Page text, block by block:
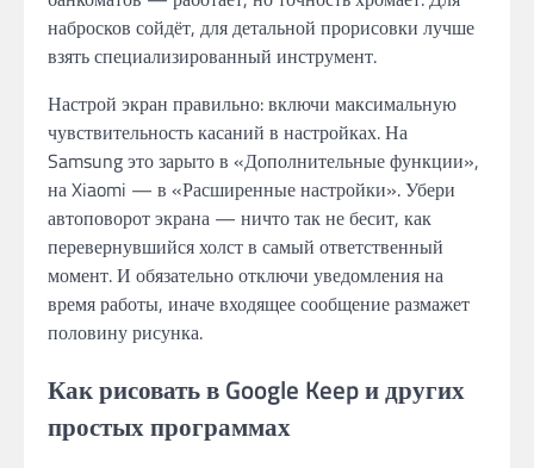
набросков сойдёт, для детальной прорисовки лучше
взять специализированный инструмент.
Настрой экран правильно: включи максимальную
чувствительность касаний в настройках. На
Samsung это зарыто в «Дополнительные функции»,
на Xiaomi — в «Расширенные настройки». Убери
автоповорот экрана — ничто так не бесит, как
перевернувшийся холст в самый ответственный
момент. И обязательно отключи уведомления на
время работы, иначе входящее сообщение размажет
половину рисунка.
Как рисовать в Google Keep и других
простых программах